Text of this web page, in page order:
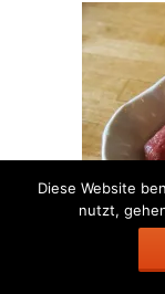
Diese Website
nutzt,